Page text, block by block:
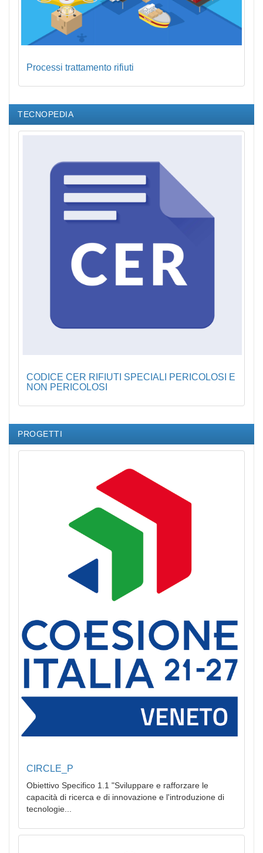
Processi trattamento rifiuti
TECNOPEDIA
CODICE CER RIFIUTI SPECIALI PERICOLOSI E
NON PERICOLOSI
PROGETTI
CIRCLE_P
Obiettivo Specifico 1.1 "Sviluppare e rafforzare le
capacità di ricerca e di innovazione e l'introduzione di
tecnologie...